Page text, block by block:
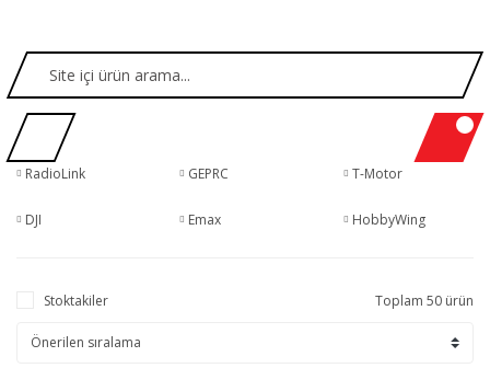
RadioLink GEPRC T-Motor
DJI Emax HobbyWing
Stoktakiler Toplam 50 ürün